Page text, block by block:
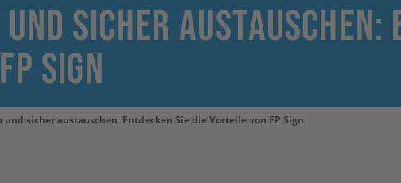
sicher austauschen:
Sign
sicher austauschen: Entdecken Sie die Vorteile von FP Sign